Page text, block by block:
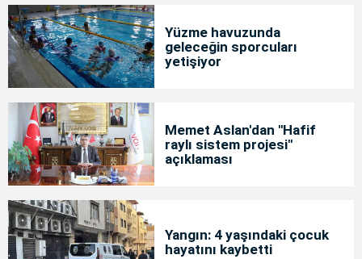
Yüzme havuzunda
geleceğin sporcuları
yetişiyor
Memet Aslan'dan "Hafif
raylı sistem projesi"
açıklaması
Yangın: 4 yaşındaki çocuk
hayatını kaybetti